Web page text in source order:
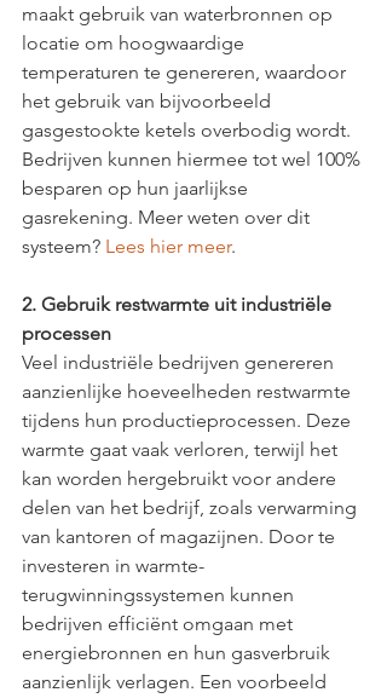
maakt gebruik van waterbronnen op
locatie om hoogwaardige
temperaturen te genereren, waardoor
het gebruik van bijvoorbeeld
gasgestookte ketels overbodig wordt.
Bedrijven kunnen hiermee tot wel 100%
besparen op hun jaarlijkse
gasrekening. Meer weten over dit
systeem? Lees hier meer.
2. Gebruik restwarmte uit industriële
processen
Veel industriële bedrijven genereren
aanzienlijke hoeveelheden restwarmte
tijdens hun productieprocessen. Deze
warmte gaat vaak verloren, terwijl het
kan worden hergebruikt voor andere
delen van het bedrijf, zoals verwarming
van kantoren of magazijnen. Door te
investeren in warmte-
terugwinningssystemen kunnen
bedrijven efficiënt omgaan met
energiebronnen en hun gasverbruik
aanzienlijk verlagen. Een voorbeeld